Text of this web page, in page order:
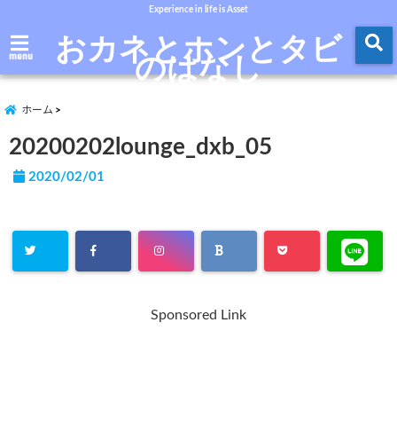
Experience in life is Asset
menu おカネとホンとタビ
のはなし
ホーム
20200202lounge_dxb_05
2020/02/01
Sponsored Link